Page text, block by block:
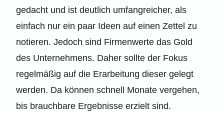
gedacht und ist deutlich umfangreicher, als
einfach nur ein paar Ideen auf einen Zettel zu
notieren. Jedoch sind Firmenwerte das Gold
des Unternehmens. Daher sollte der Fokus
regelmäßig auf die Erarbeitung dieser gelegt
werden. Da können schnell Monate vergehen,
bis brauchbare Ergebnisse erzielt sind.